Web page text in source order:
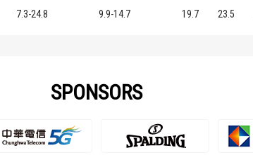
7.3-24.8 9.9-14.7 19.7 23.5
SPONSORS